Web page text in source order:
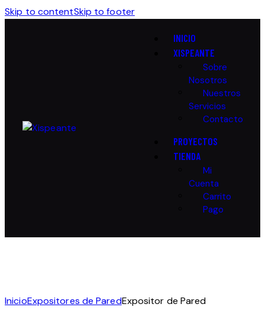
Skip to contentSkip to footer
INICIO
XISPEANTE
Sobre
Nosotros
Nuestros
Servicios
Contacto
PROYECTOS
TIENDA
Mi
Cuenta
Carrito
Pago
InicioExpositores de ParedExpositor de Pared